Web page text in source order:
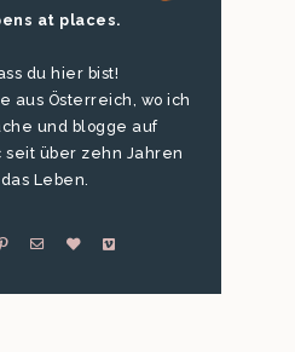
at places.
du hier bist!
aus Österreich, wo ich
und blogge auf
über zehn Jahren
Leben.